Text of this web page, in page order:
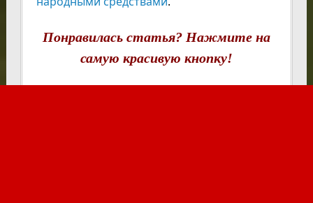
Понравилась статья? Нажмите на
самую красивую кнопку!